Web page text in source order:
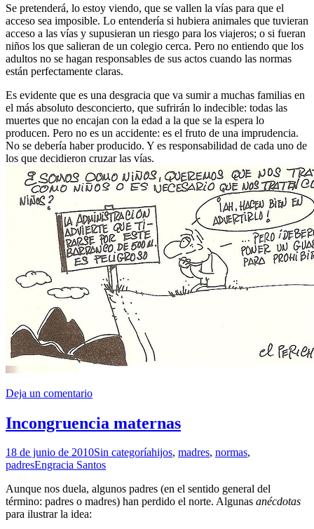
Se pretenderá, lo estoy viendo, que se vallen la vías para que el
acceso sea imposible. Lo entendería si hubiera animales que tuvieran
acceso a las vías y supusieran un riesgo para los viajeros; o si fueran
niños los que salieran de un colegio cerca. Pero no entiendo que los
adultos no se hagan responsables de sus actos cuando las normas
están perfectamente claras.
Es evidente que es una desgracia que va sumir a muchas familias en
el más absoluto desconcierto, que sufrirán lo indecible: todas las
muertes que no encajan con la edad a la que se la espera lo
producen. Pero no es un accidente: es el fruto de una imprudencia.
No se debería haber producido. Y es responsabilidad de cada uno de
los que decidieron cruzar las vías.
Deja un comentario
Incongruencia maternas
18 de junio de 2010Sin categoríahijos, madres, normas,
padresEngracia Santos
Aunque nos duela, algunos padres (en el sentido general del
término: padres o madres) han perdido el norte. Algunas anécdotas
para ilustrar la idea: